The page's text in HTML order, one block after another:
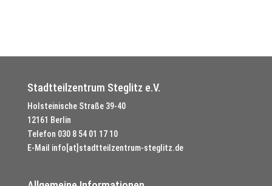
Stadtteilzentrum Steglitz e.V.
Holsteinische Straße 39-40
12161 Berlin
Telefon 030 8 54 01 17 10
E-Mail info[at]stadtteilzentrum-steglitz.de